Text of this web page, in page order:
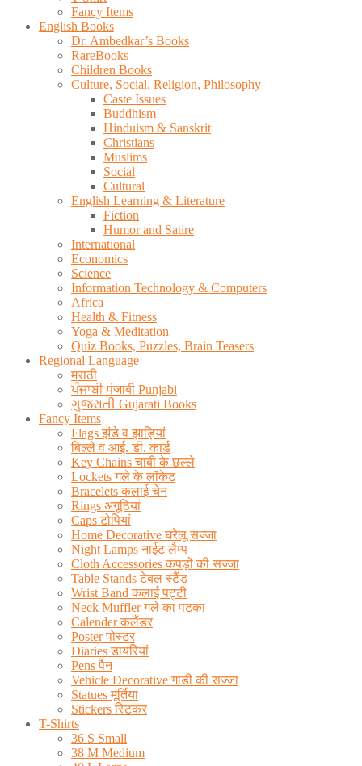
Fancy Items
English Books
Dr. Ambedkar’s Books
RareBooks
Children Books
Culture, Social, Religion, Philosophy
Caste Issues
Buddhism
Hinduism & Sanskrit
Christians
Muslims
Social
Cultural
English Learning & Literature
Fiction
Humor and Satire
International
Economics
Science
Information Technology & Computers
Africa
Health & Fitness
Yoga & Meditation
Quiz Books, Puzzles, Brain Teasers
Regional Language
मराठी
ਪੰਜਾਬੀ पंजाबी Punjabi
ગુજરાતી Gujarati Books
Fancy Items
Flags झंडे व झाड़ियां
बिल्ले व आई. डी. कार्ड
Key Chains चाबी के छल्ले
Lockets गले के लॉकेट
Bracelets कलाई चेन
Rings अंगूठियां
Caps टोपियां
Home Decorative घरेलू सज्जा
Night Lamps नाईट लैम्प
Cloth Accessories कपड़ों की सज्जा
Table Stands टेबल स्टैंड
Wrist Band कलाई पट्टी
Neck Muffler गले का पटका
Calender कलैंडर
Poster पोस्टर
Diaries डायरियां
Pens पैन
Vehicle Decorative गाडी की सज्जा
Statues मूर्तियां
Stickers स्टिकर
T-Shirts
36 S Small
38 M Medium